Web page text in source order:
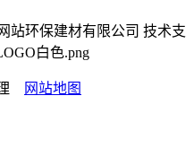
站环保建材有限公司 技术支
网站地图